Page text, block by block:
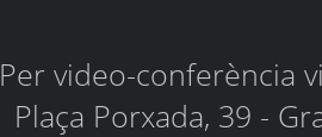
Per video-conferència
Plaça Porxada, 39 -